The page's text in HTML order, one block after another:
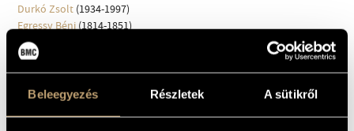
Beleegyezés Részletek A sütikről
Durkó Zsolt (1934-1997)
Egressy Béni (1814-1851)
Farkas Ferenc
Fusz János
Gárdonyi Zoltán(1906-1986)
Horusitzky Zoltán
(1903-1985)